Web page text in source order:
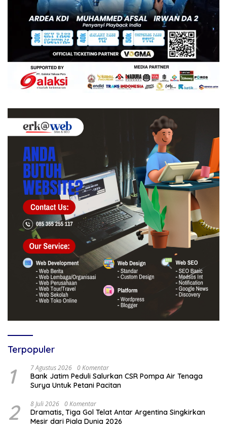
Terpopuler
1 7 Agustus 2026 0 Komentar
Bank Jatim Peduli Salurkan CSR Pompa Air Tenaga
Surya Untuk Petani Pacitan
2 8 Juli 2026 0 Komentar
Dramatis, Tiga Gol Telat Antar Argentina Singkirkan
Mesir dari Piala Dunia 2026